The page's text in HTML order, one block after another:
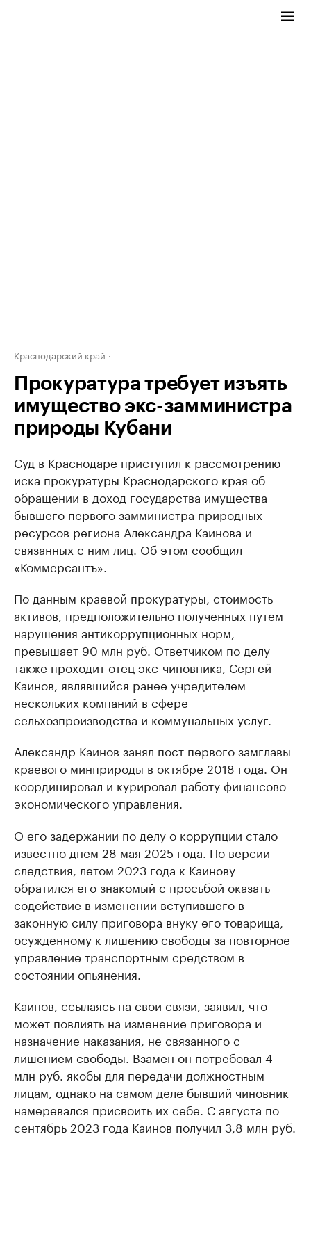
Краснодарский край
Прокуратура требует изъять
имущество экс-замминистра
природы Кубани
Суд в Краснодаре приступил к рассмотрению
иска прокуратуры Краснодарского края об
обращении в доход государства имущества
бывшего первого замминистра природных
ресурсов региона Александра Каинова и
связанных с ним лиц. Об этом сообщил
«Коммерсантъ».
По данным краевой прокуратуры, стоимость
активов, предположительно полученных путем
нарушения антикоррупционных норм,
превышает 90 млн руб. Ответчиком по делу
также проходит отец экс-чиновника, Сергей
Каинов, являвшийся ранее учредителем
нескольких компаний в сфере
сельхозпроизводства и коммунальных услуг.
Александр Каинов занял пост первого замглавы
краевого минприроды в октябре 2018 года. Он
координировал и курировал работу финансово-
экономического управления.
О его задержании по делу о коррупции стало
известно днем 28 мая 2025 года. По версии
следствия, летом 2023 года к Каинову
обратился его знакомый с просьбой оказать
содействие в изменении вступившего в
законную силу приговора внуку его товарища,
осужденному к лишению свободы за повторное
управление транспортным средством в
состоянии опьянения.
Каинов, ссылаясь на свои связи, заявил , что
может повлиять на изменение приговора и
назначение наказания, не связанного с
лишением свободы. Взамен он потребовал 4
млн руб. якобы для передачи должностным
лицам, однако на самом деле бывший чиновник
намеревался присвоить их себе. С августа по
сентябрь 2023 года Каинов получил 3,8 млн руб.